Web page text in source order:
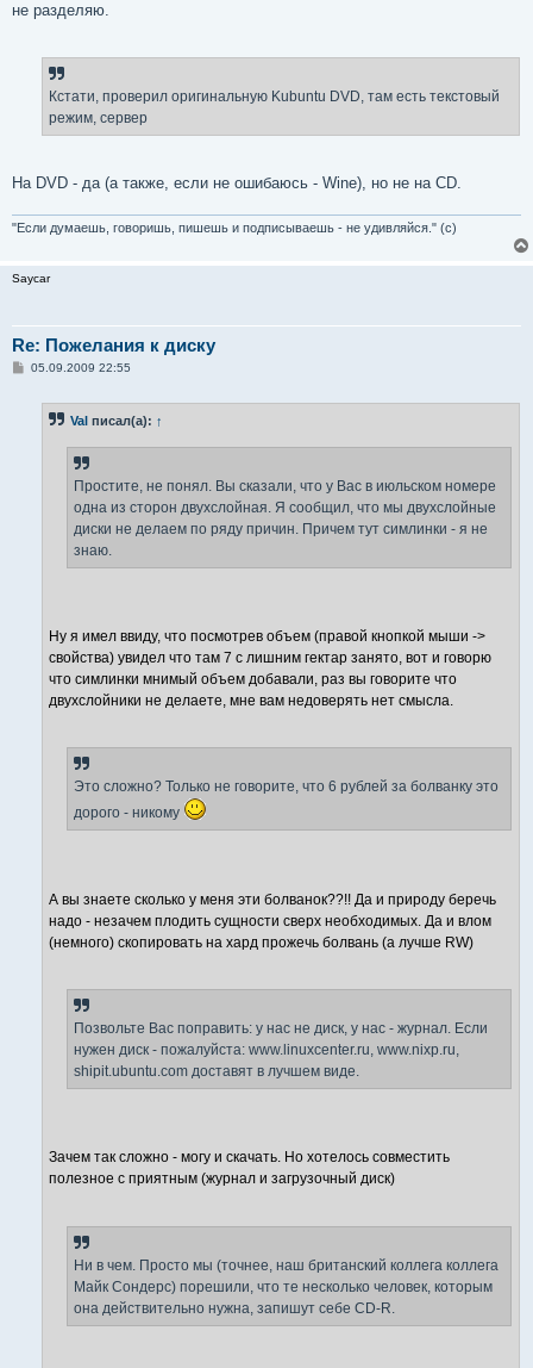
не разделяю.
Кстати, проверил оригинальную Kubuntu DVD, там есть текстовый
режим, сервер
На DVD - да (а также, если не ошибаюсь - Wine), но не на CD.
"Если думаешь, говоришь, пишешь и подписываешь - не удивляйся." (с)
Saycar
Re: Пожелания к диску
С05.09.2009 22:55
Val писал(а): ↑
Простите, не понял. Вы сказали, что у Вас в июльском номере
одна из сторон двухслойная. Я сообщил, что мы двухслойные
диски не делаем по ряду причин. Причем тут симлинки - я не
знаю.
Ну я имел ввиду, что посмотрев объем (правой кнопкой мыши ->
свойства) увидел что там 7 с лишним гектар занято, вот и говорю
что симлинки мнимый объем добавали, раз вы говорите что
двухслойники не делаете, мне вам недоверять нет смысла.
Это сложно? Только не говорите, что 6 рублей за болванку это
дорого - никому
А вы знаете сколько у меня эти болванок??!! Да и природу беречь
надо - незачем плодить сущности сверх необходимых. Да и влом
(немного) скопировать на хард прожечь болвань (а лучше RW)
Позвольте Вас поправить: у нас не диск, у нас - журнал. Если
нужен диск - пожалуйста: www.linuxcenter.ru, www.nixp.ru,
shipit.ubuntu.com доставят в лучшем виде.
Зачем так сложно - могу и скачать. Но хотелось совместить
полезное с приятным (журнал и загрузочный диск)
Ни в чем. Просто мы (точнее, наш британский коллега коллега
Майк Сондерс) порешили, что те несколько человек, которым
она действительно нужна, запишут себе CD-R.